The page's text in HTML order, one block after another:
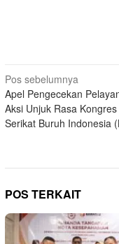
Navigasi
pos
Pos sebelumnya
Apel Pengecekan
Aksi Unjuk Rasa
Serikat Buruh Indonesia
POS TERKAIT